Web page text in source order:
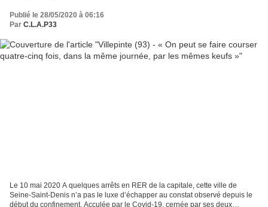
Publié le 28/05/2020 à 06:16
Par C.L.A.P33
Le 10 mai 2020 A quelques arrêts en RER de la capitale, cette ville de
Seine-Saint-Denis n’a pas le luxe d’échapper au constat observé depuis le
début du confinement. Acculée par le Covid-19, cernée par ses deux